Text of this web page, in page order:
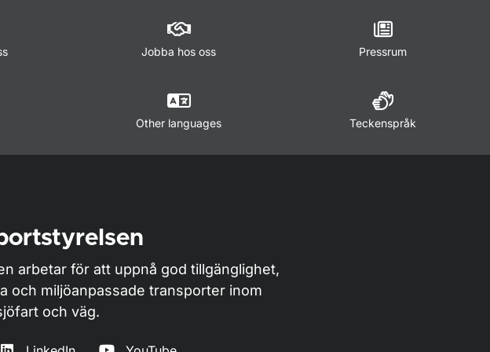
Jobba hos oss Pressrum
Other languages Teckenspråk
arbetar för att uppnå god tillgänglighet,
och miljöanpassade transporter inom
och väg.